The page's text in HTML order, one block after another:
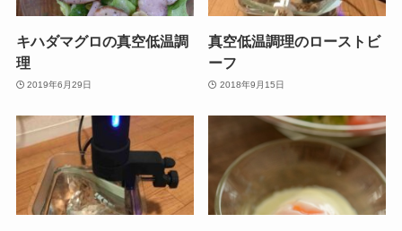
キハダマグロの真空低温調
理
2019年6月29日
真空低温調理のローストビ
ーフ
2018年9月15日